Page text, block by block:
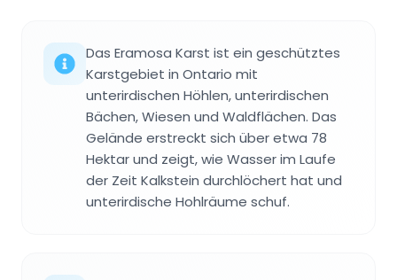
Das Eramosa Karst ist ein geschütztes
Karstgebiet in Ontario mit
unterirdischen Höhlen, unterirdischen
Bächen, Wiesen und Waldflächen. Das
Gelände erstreckt sich über etwa 78
Hektar und zeigt, wie Wasser im Laufe
der Zeit Kalkstein durchlöchert hat und
unterirdische Hohlräume schuf.